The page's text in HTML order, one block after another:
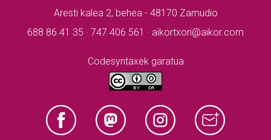
Aresti kalea 2, behea - 48170 Zamudio
688 86 41 35 · 747 406 561 · aikortxori@aikor.com
Codesyntaxek garatua